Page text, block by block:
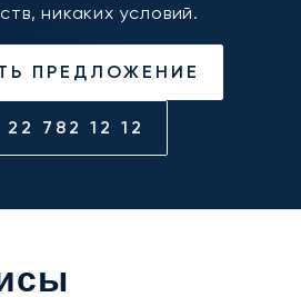
никаких условий.
ПРЕДЛОЖЕНИЕ
22 782 12 12